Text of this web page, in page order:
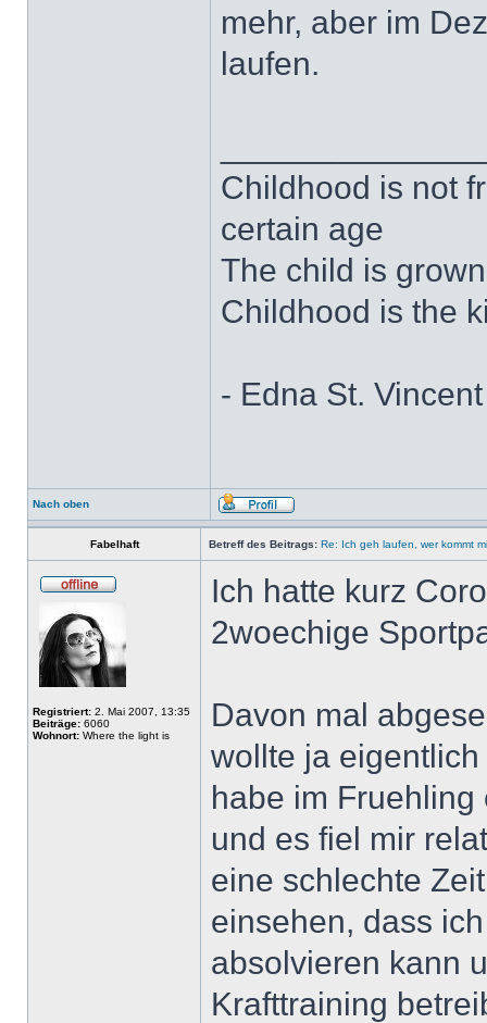
mehr, aber im
laufen.
Childhood is not
certain age
The child is
Childhood is the
- Edna St.
Nach oben
Fabelhaft Betreff des Beitrags: Re: Ich geh laufen, wer kommt
Registriert: 2. Mai 2007, 13:35
Beiträge: 6060
Wohnort: Where the light is
Ich hatte kurz
2woechige
Davon mal
wollte ja
habe im
und es fiel mir
eine schlechte
einsehen, dass
absolvieren kann
Krafttraining